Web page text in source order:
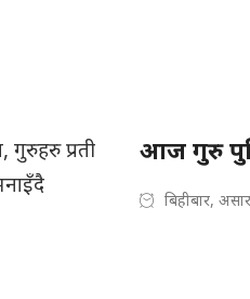
आज गुरु
बिहीबार,